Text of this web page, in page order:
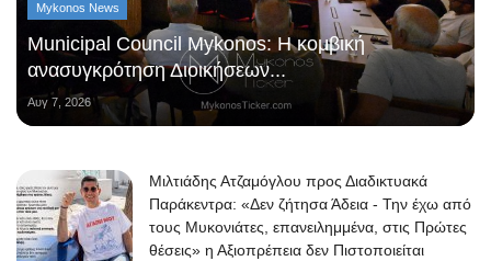
Mykonos News
Municipal Council Mykonos: Η κομβική
ανασυγκρότηση Διοικήσεων...
Αυγ 7, 2026
Μιλτιάδης Ατζαμόγλου προς Διαδικτυακά
Παράκεντρα: «Δεν ζήτησα Άδεια - Την έχω από
τους Μυκονιάτες, επανειλημμένα, στις Πρώτες
θέσεις» η Αξιοπρέπεια δεν Πιστοποιείται